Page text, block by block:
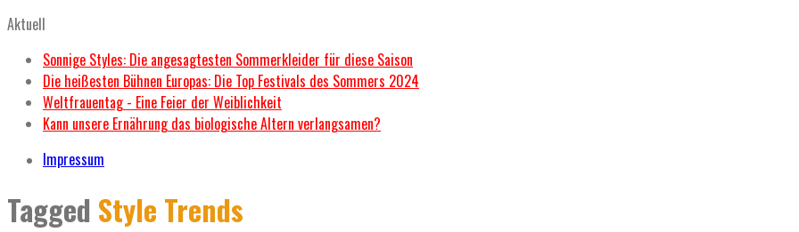
Aktuell
Sonnige Styles: Die angesagtesten Sommerkleider für diese Saison
Die heißesten Bühnen Europas: Die Top Festivals des Sommers 2024
Weltfrauentag - Eine Feier der Weiblichkeit
Kann unsere Ernährung das biologische Altern verlangsamen?
Impressum
Tagged Style Trends